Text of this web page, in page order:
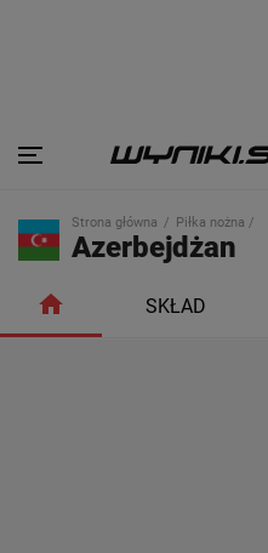
Strona główna Piłka nożna /
Azerbejdżan
SKŁAD